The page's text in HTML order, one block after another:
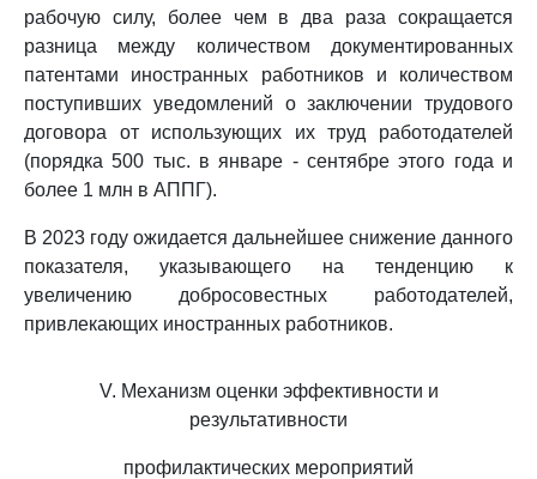
рабочую силу, более чем в два раза сокращается
разница между количеством документированных
патентами иностранных работников и количеством
поступивших уведомлений о заключении трудового
договора от использующих их труд работодателей
(порядка 500 тыс. в январе - сентябре этого года и
более 1 млн в АППГ).
В 2023 году ожидается дальнейшее снижение данного
показателя, указывающего на тенденцию к
увеличению добросовестных работодателей,
привлекающих иностранных работников.
V. Механизм оценки эффективности и
результативности
профилактических мероприятий